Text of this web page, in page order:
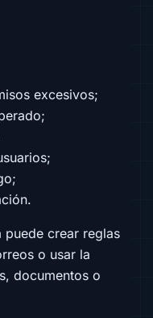
excesivos;
puede crear reglas
o usar la
documentos o